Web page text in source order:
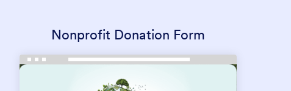
Nonprofit Donation Form